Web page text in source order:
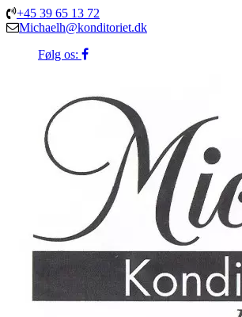
+45 39 65 13 72
Michaelh@konditoriet.dk
Følg os: